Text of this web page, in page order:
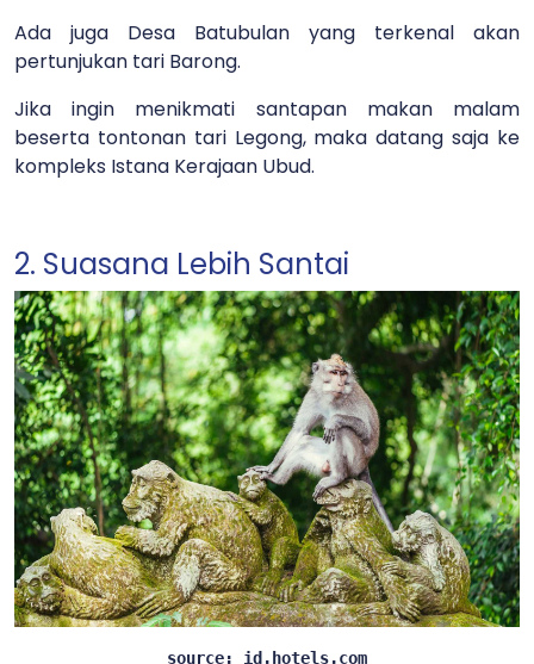
Ada juga Desa Batubulan yang terkenal akan
pertunjukan tari Barong.
Jika ingin menikmati santapan makan malam
beserta tontonan tari Legong, maka datang saja ke
kompleks Istana Kerajaan Ubud.
2. Suasana Lebih Santai
source: id.hotels.com